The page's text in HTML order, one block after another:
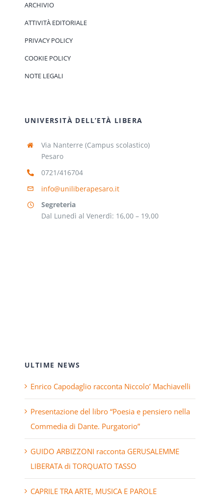
ARCHIVIO
ATTIVITÀ EDITORIALE
PRIVACY POLICY
COOKIE POLICY
NOTE LEGALI
UNIVERSITÀ DELL’ETÀ LIBERA
Via Nanterre (Campus scolastico)
Pesaro
0721/416704
info@uniliberapesaro.it
Segreteria
Dal Lunedì al Venerdì: 16,00 – 19,00
ULTIME NEWS
Enrico Capodaglio racconta Niccolo’ Machiavelli
Presentazione del libro “Poesia e pensiero nella
Commedia di Dante. Purgatorio”
GUIDO ARBIZZONI racconta GERUSALEMME
LIBERATA di TORQUATO TASSO
CAPRILE TRA ARTE, MUSICA E PAROLE